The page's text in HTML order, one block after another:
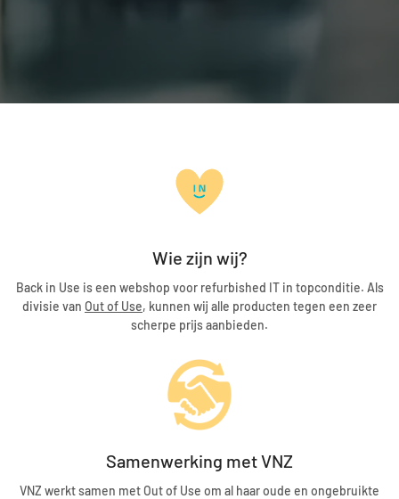
Wie zijn wij?
Back in Use is een webshop voor refurbished IT in topconditie. Als
divisie van Out of Use, kunnen wij alle producten tegen een zeer
scherpe prijs aanbieden.
Samenwerking met VNZ
VNZ werkt samen met Out of Use om al haar oude en ongebruikte